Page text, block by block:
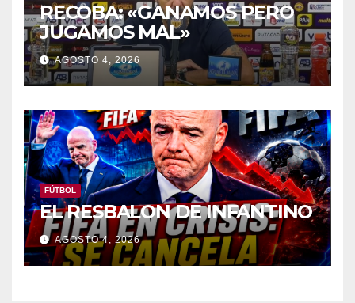
RECOBA: «GANAMOS PERO
JUGAMOS MAL»
AGOSTO 4, 2026
FÚTBOL
EL RESBALON DE INFANTINO
AGOSTO 4, 2026